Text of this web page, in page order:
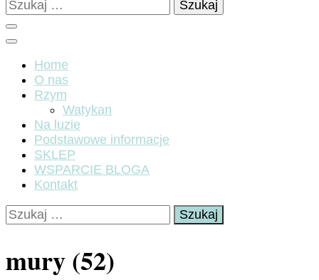
Home
O nas
Rzym
Watykan
Na luzie
Podstawowe informacje
SKLEP
WSPARCIE BLOGA
Kontakt
Szukaj:
mury (52)